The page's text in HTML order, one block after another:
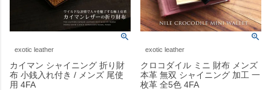
exotic leather
カイマン シャイニング 折り財
布 小銭入れ付き / メンズ 尾使
用 4FA
exotic leather
クロコダイル ミニ 財布 メンズ
本革 無双 シャイニング 加工 一
枚革 全5色 4FA